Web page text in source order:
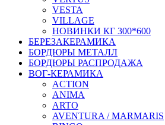
VESTA
VILLAGE
НОВИНКИ КГ 300*600
БЕРЕЗАКЕРАМИКА
БОРДЮРЫ МЕТАЛЛ
БОРДЮРЫ РАСПРОДАЖА
ВОГ-КЕРАМИКА
ACTION
ANIMA
ARTO
AVENTURA / MARMARIS